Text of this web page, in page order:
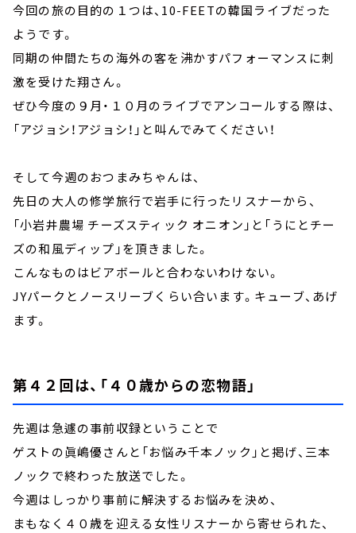
今回の旅の目的の１つは、10-FEETの韓国ライブだった
ようです。
同期の仲間たちの海外の客を沸かすパフォーマンスに刺
激を受けた翔さん。
ぜひ今度の９月・１０月のライブでアンコールする際は、
「アジョシ！アジョシ！」と叫んでみてください！
そして今週のおつまみちゃんは、
先日の大人の修学旅行で岩手に行ったリスナーから、
「小岩井農場 チーズスティック オニオン」と「うにとチー
ズの和風ディップ」を頂きました。
こんなものはビアボールと合わないわけない。
JYパークとノースリーブくらい合います。キューブ、あげ
ます。
第４２回は、「４０歳からの恋物語」
先週は急遽の事前収録ということで
ゲストの眞嶋優さんと「お悩み千本ノック」と掲げ、三本
ノックで終わった放送でした。
今週はしっかり事前に解決するお悩みを決め、
まもなく４０歳を迎える女性リスナーから寄せられた、